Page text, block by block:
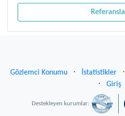
Gözlemci Konumu ⋅ İstatistikler ⋅
⋅
Giriş
Destekleyen kurumlar: